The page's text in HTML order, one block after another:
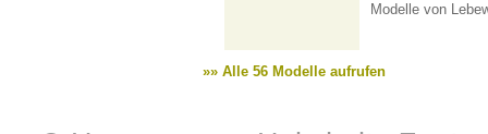
Modelle von
»» Alle 56 Modelle aufrufen